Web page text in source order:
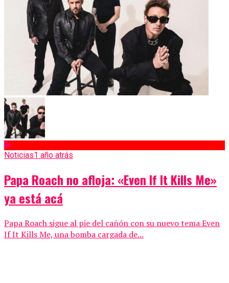
Noticias1 año atrás
Papa Roach no afloja: «Even If It Kills Me»
ya está acá
Papa Roach sigue al pie del cañón con su nuevo tema Even
If It Kills Me, una bomba cargada de...